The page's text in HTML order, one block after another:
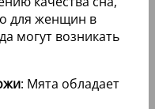
для женщин в
могут возникать
: Мята обладает